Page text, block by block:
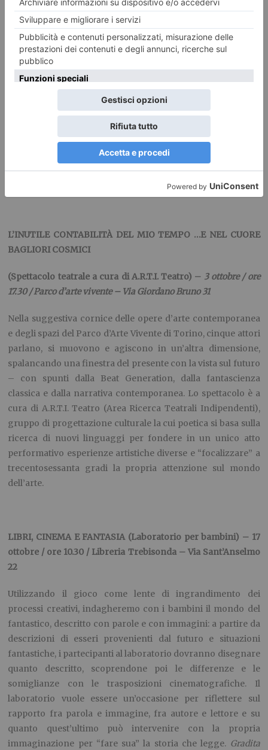
2015), saranno organizzate sul territorio in maniera
capillare, nei circoli Arci Torino e in molti altri luoghi della
città (18 spazi in totale).
Inoltre, una serie di“appuntamenti trasversali’’
Fantascienza, intesa come apertura di
mondi possibili e messa in discussione del presente
attraverso il sogno (o l’incubo) del futuro, renderanno
omaggio alla retrospettiva del prossimo Torino Film
Festival, “Cose che verranno. Cinema e mondi futuri” curata
L’INUTILE CONTABILITÀ DEL MIO TEMPO …E NEL CUORE
BAGLIORI COSMICI
(Spettacolo teatrale a cura di A.R.T.I. Teatro) – 3 ottobre / ore
17.30 / Parco d’arte vivente – Via Giordano Bruno 31
Nella suggestiva cornice delle opere d’arte contemporanea
e degli spazi del Parco d’Arte Vivente di Torino, cinque attori
parlano, si muovono e agiscono in un’altra dimensione,
spalancando una finestra del presente con la vista sul futuro
– con spunti dalla Beat Generation, dalla fantascienza
classica e dalla narrativa contemporanea. Lo spettacolo è a
cura di A.R.T.I. Teatro (Area Ricerca Teatrali Indipendenti),
gruppo di progettazione culturale la cui poetica si basa sulla
ricerca di nuovi linguaggi per fondere in un unico atto
performativo esperienze artistiche diverse e “focalizzare” a
trecentosessanta gradi la propria attenzione sul mondo
dell’arte.
LIBRI, CINEMA E FANTASIA (Laboratorio per bambini) – 17
ottobre / ore 10.30 / Libreria Trebisonda – Via Sant’Anselmo
22
Utilizzando il gioco come lente di ingrandimento dei
processi creativi, indagheremo con i bambini il mondo del
fantastico, descritto con parole e con immagini: a partire da
descrizioni di esseri provenienti dal futuro e situazioni
fantastiche, i partecipanti al laboratorio dovranno disegnare
quanto descritto, scoprendone poi le differenze e le
somiglianze con le trasposizioni cinematografiche. Il
laboratorio vuole essere un’occasione per riflettere sul
rapporto fra parola e immagine, fra autore e lettore e su
quanto quest’ultimo può intervenire con la propria
immaginazione per “fare sua” la storia che legge. Gradita